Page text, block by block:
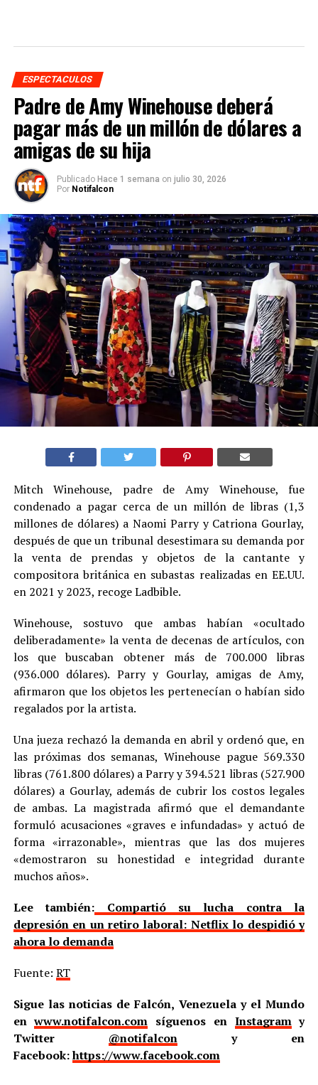
ESPECTACULOS
Padre de Amy Winehouse deberá
pagar más de un millón de dólares a
amigas de su hija
Publicado Hace 1 semana on julio 30, 2026
Por Notifalcon
Mitch Winehouse, padre de Amy Winehouse, fue
condenado a pagar cerca de un millón de libras (1,3
millones de dólares) a Naomi Parry y Catriona Gourlay,
después de que un tribunal desestimara su demanda por
la venta de prendas y objetos de la cantante y
compositora británica en subastas realizadas en EE.UU.
en 2021 y 2023, recoge Ladbible.
Winehouse, sostuvo que ambas habían «ocultado
deliberadamente» la venta de decenas de artículos, con
los que buscaban obtener más de 700.000 libras
(936.000 dólares). Parry y Gourlay, amigas de Amy,
afirmaron que los objetos les pertenecían o habían sido
regalados por la artista.
Una jueza rechazó la demanda en abril y ordenó que, en
las próximas dos semanas, Winehouse pague 569.330
libras (761.800 dólares) a Parry y 394.521 libras (527.900
dólares) a Gourlay, además de cubrir los costos legales
de ambas. La magistrada afirmó que el demandante
formuló acusaciones «graves e infundadas» y actuó de
forma «irrazonable», mientras que las dos mujeres
«demostraron su honestidad e integridad durante
muchos años».
Lee también: Compartió su lucha contra la
depresión en un retiro laboral: Netflix lo despidió y
ahora lo demanda
Fuente: RT
Sigue las noticias de Falcón, Venezuela y el Mundo
enwww.notifalcon.com síguenos en Instagramy
Twitter @notifalcony en
Facebook:https://www.facebook.com